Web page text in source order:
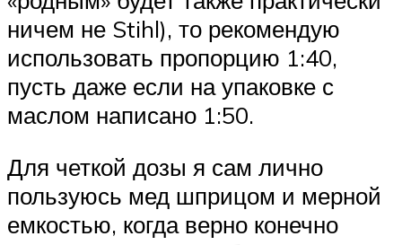
ничем не Stihl), то рекомендую
использовать пропорцию 1:40,
пусть даже если на упаковке с
маслом написано 1:50.
Для четкой дозы я сам лично
пользуюсь мед шприцом и мерной
емкостью, когда верно конечно